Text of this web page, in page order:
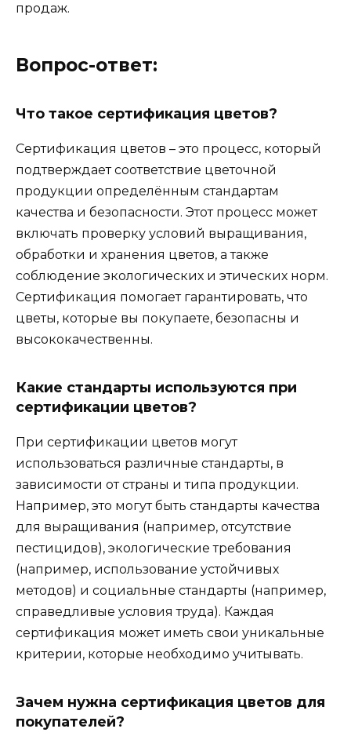
продаж.
Вопрос-ответ:
Что такое сертификация цветов?
Сертификация цветов – это процесс, который
подтверждает соответствие цветочной
продукции определённым стандартам
качества и безопасности. Этот процесс может
включать проверку условий выращивания,
обработки и хранения цветов, а также
соблюдение экологических и этических норм.
Сертификация помогает гарантировать, что
цветы, которые вы покупаете, безопасны и
высококачественны.
Какие стандарты используются при
сертификации цветов?
При сертификации цветов могут
использоваться различные стандарты, в
зависимости от страны и типа продукции.
Например, это могут быть стандарты качества
для выращивания (например, отсутствие
пестицидов), экологические требования
(например, использование устойчивых
методов) и социальные стандарты (например,
справедливые условия труда). Каждая
сертификация может иметь свои уникальные
критерии, которые необходимо учитывать.
Зачем нужна сертификация цветов для
покупателей?